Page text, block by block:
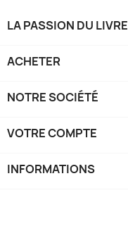
LA PASSION DU LIVRE
ACHETER
NOTRE SOCIÉTÉ
VOTRE COMPTE
INFORMATIONS